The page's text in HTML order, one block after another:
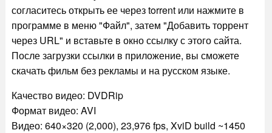
согласитесь открыть ее через torrent или нажмите в
программе в меню "Файл", затем "Добавить торрент
через URL" и вставьте в окно ссылку с этого сайта.
После загрузки ссылки в приложение, вы сможете
скачать фильм без рекламы и на русском языке.
Качество видео: DVDRip
Формат видео: AVI
Видео: 640×320 (2,000), 23,976 fps, XviD build ~1450